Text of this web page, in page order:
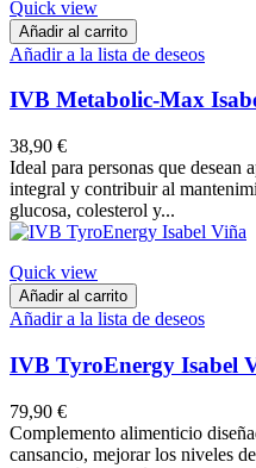
Quick view
Añadir al carrito
Añadir a la lista de deseos
IVB Metabolic-Max
38,90 €
Ideal para personas que desean
integral y contribuir al
glucosa, colesterol y...
Quick view
Añadir al carrito
Añadir a la lista de deseos
IVB TyroEnergy Isabel
79,90 €
Complemento alimenticio
cansancio, mejorar los niveles